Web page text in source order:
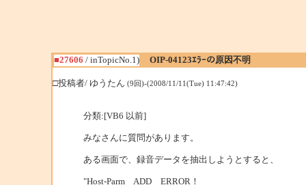
■27606 / inTopicNo.1) OIP-04123ｴﾗｰの原因不明
□投稿者/ ゆうたん (9回)-(2008/11/11(Tue) 11:47:42)
分類:[VB6 以前]
みなさんに質問があります。
ある画面で、録音データを抽出しようとすると、
"Host-Parm ADD ERROR！